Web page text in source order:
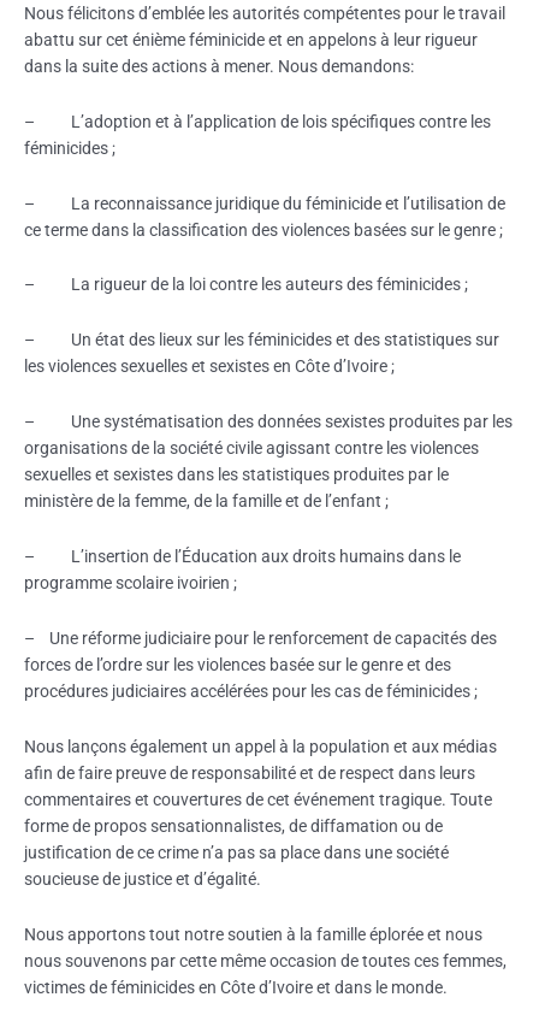
Nous félicitons d’emblée les autorités compétentes pour le travail
abattu sur cet énième féminicide et en appelons à leur rigueur
dans la suite des actions à mener. Nous demandons:
– L’adoption et à l’application de lois spécifiques contre les
féminicides ;
– La reconnaissance juridique du féminicide et l’utilisation de
ce terme dans la classification des violences basées sur le genre ;
– La rigueur de la loi contre les auteurs des féminicides ;
– Un état des lieux sur les féminicides et des statistiques sur
les violences sexuelles et sexistes en Côte d’Ivoire ;
– Une systématisation des données sexistes produites par les
organisations de la société civile agissant contre les violences
sexuelles et sexistes dans les statistiques produites par le
ministère de la femme, de la famille et de l’enfant ;
– L’insertion de l’Éducation aux droits humains dans le
programme scolaire ivoirien ;
– Une réforme judiciaire pour le renforcement de capacités des
forces de l’ordre sur les violences basée sur le genre et des
procédures judiciaires accélérées pour les cas de féminicides ;
Nous lançons également un appel à la population et aux médias
afin de faire preuve de responsabilité et de respect dans leurs
commentaires et couvertures de cet événement tragique. Toute
forme de propos sensationnalistes, de diffamation ou de
justification de ce crime n’a pas sa place dans une société
soucieuse de justice et d’égalité.
Nous apportons tout notre soutien à la famille éplorée et nous
nous souvenons par cette même occasion de toutes ces femmes,
victimes de féminicides en Côte d’Ivoire et dans le monde.